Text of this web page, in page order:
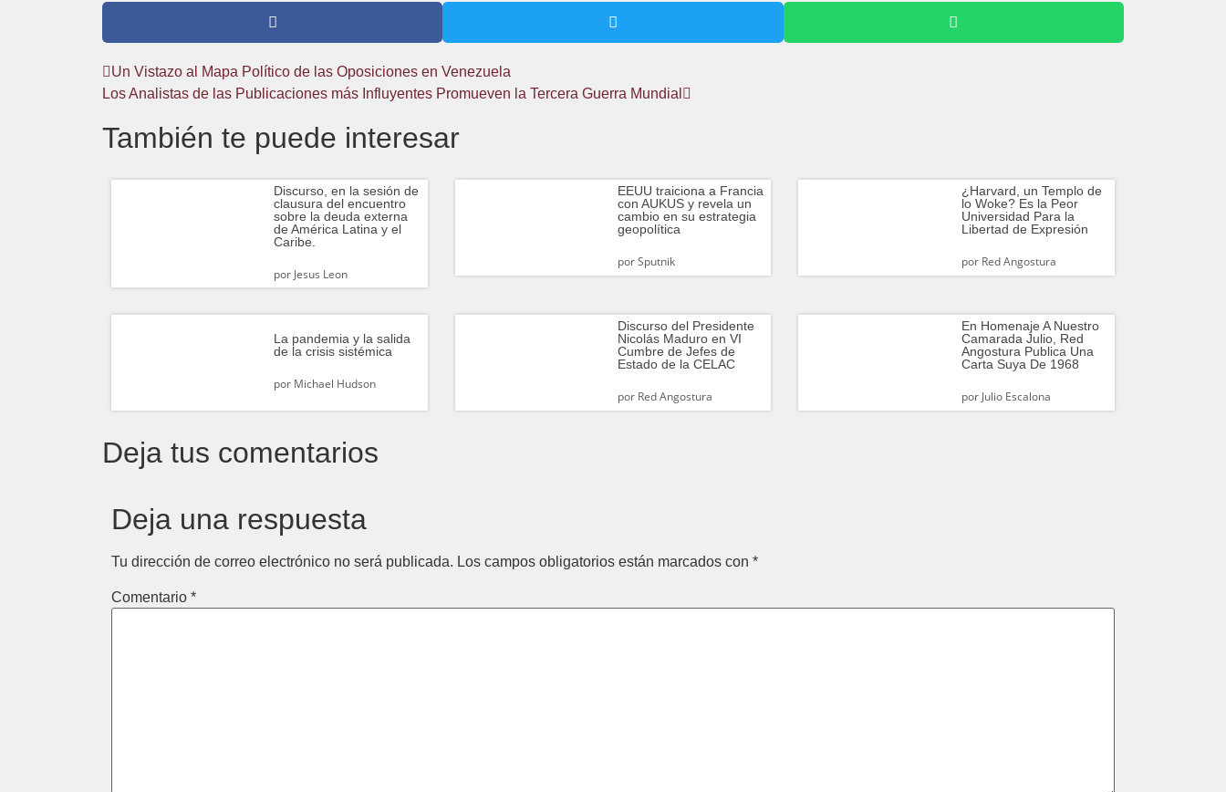
Un Vistazo al Mapa Político de las Oposiciones en Venezuela
Los Analistas de las Publicaciones más Influyentes Promueven la Tercera Guerra Mundial
También te puede interesar
Discurso, en la sesión de
clausura del encuentro
sobre la deuda externa
de América Latina y el
Caribe.
por Jesus Leon
EEUU traiciona a Francia
con AUKUS y revela un
cambio en su estrategia
geopolítica
porSputnik
¿Harvard, un Templo de
lo Woke? Es la Peor
Universidad Para la
Libertad de Expresión
porRed Angostura
La pandemia y la salida
de la crisis sistémica
por Michael Hudson
Discurso del Presidente
Nicolás Maduro en VI
Cumbre de Jefes de
Estado de la CELAC
porRed Angostura
En Homenaje A Nuestro
Camarada Julio, Red
Angostura Publica Una
Carta Suya De 1968
porJulio Escalona
Deja tus comentarios
Deja una respuesta
Tu dirección de correo electrónico no será publicada. Los campos obligatorios están marcados con *
Comentario *